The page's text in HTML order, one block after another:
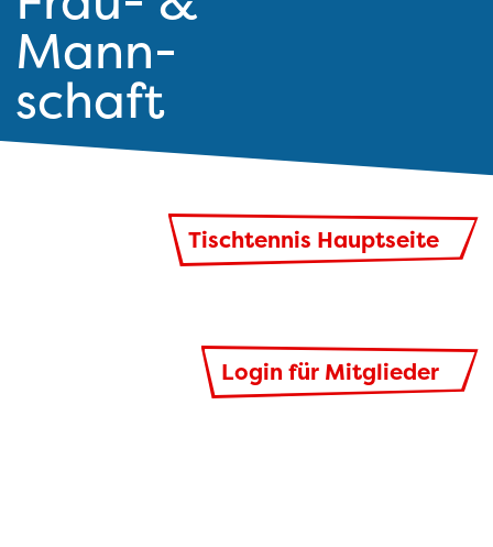
Mann-
schaft
Tischtennis Hauptseite
Login für Mitglieder